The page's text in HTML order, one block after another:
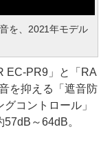
を、2021年モデル
EC-PR9」と「RA
を抑える「遮音防
コントロール」
～64dB。